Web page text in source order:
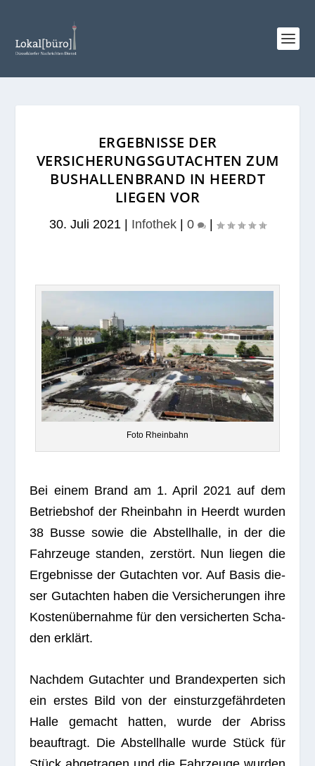
ERGEBNISSE DER
VERSICHERUNGSGUTACHTEN ZUM
BUSHALLENBRAND IN HEERDT
LIEGEN VOR
30. Juli 2021 Infothek 0
Foto Rhein­bahn
Bei einem Brand am 1. April 2021 auf dem
Betriebs­hof der Rhein­bahn in Heerdt wur­den
38 Busse sowie die Abstell­halle, in der die
Fahr­zeuge stan­den, zerstört. Nun lie­gen die
Ergeb­nisse der Gut­ach­ten vor. Auf Basis die­
ser Gut­ach­ten haben die Ver­si­che­run­gen ihre
Kostenübernahme für den ver­si­cher­ten Scha­
den erklärt.
Nach­dem Gut­ach­ter und Brand­ex­per­ten sich
ein ers­tes Bild von der einsturzgefährdeten
Halle gemacht hat­ten, wurde der Abriss
beauf­tragt. Die Abstell­halle wurde Stück für